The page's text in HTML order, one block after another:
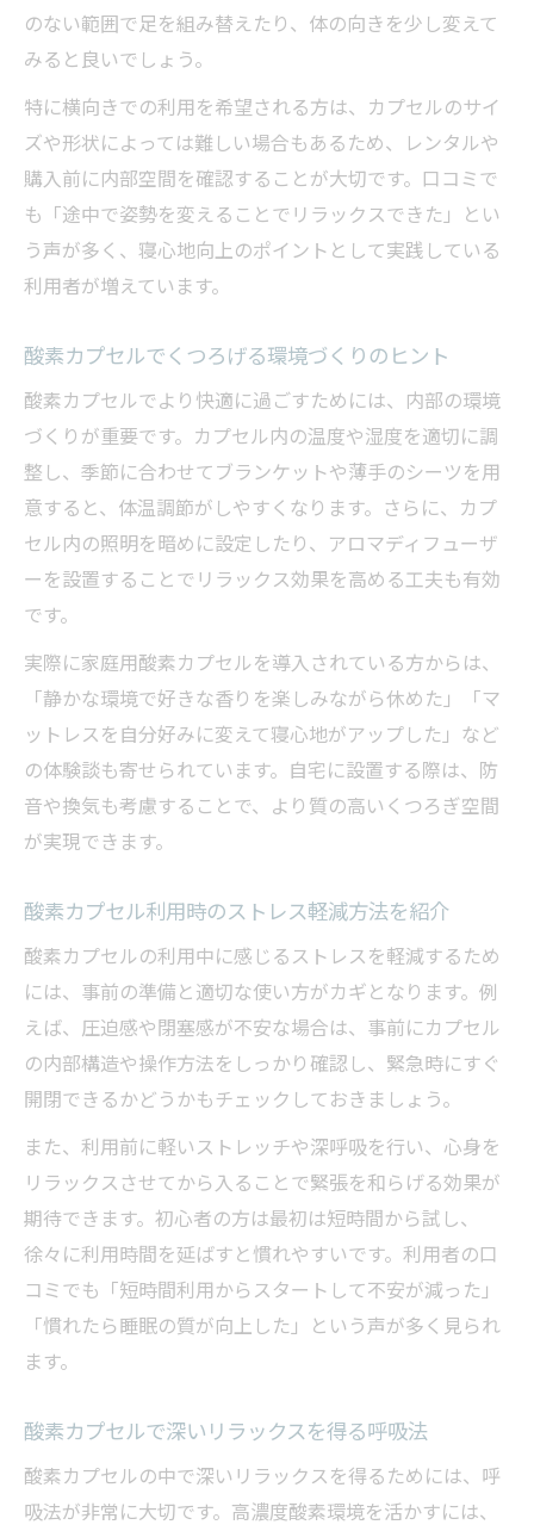
のない範囲で足を組み替えたり、体の向きを少し変えて
みると良いでしょう。
特に横向きでの利用を希望される方は、カプセルのサイ
ズや形状によっては難しい場合もあるため、レンタルや
購入前に内部空間を確認することが大切です。口コミで
も「途中で姿勢を変えることでリラックスできた」とい
う声が多く、寝心地向上のポイントとして実践している
利用者が増えています。
酸素カプセルでくつろげる環境づくりのヒント
酸素カプセルでより快適に過ごすためには、内部の環境
づくりが重要です。カプセル内の温度や湿度を適切に調
整し、季節に合わせてブランケットや薄手のシーツを用
意すると、体温調節がしやすくなります。さらに、カプ
セル内の照明を暗めに設定したり、アロマディフューザ
ーを設置することでリラックス効果を高める工夫も有効
です。
実際に家庭用酸素カプセルを導入されている方からは、
「静かな環境で好きな香りを楽しみながら休めた」「マ
ットレスを自分好みに変えて寝心地がアップした」など
の体験談も寄せられています。自宅に設置する際は、防
音や換気も考慮することで、より質の高いくつろぎ空間
が実現できます。
酸素カプセル利用時のストレス軽減方法を紹介
酸素カプセルの利用中に感じるストレスを軽減するため
には、事前の準備と適切な使い方がカギとなります。例
えば、圧迫感や閉塞感が不安な場合は、事前にカプセル
の内部構造や操作方法をしっかり確認し、緊急時にすぐ
開閉できるかどうかもチェックしておきましょう。
また、利用前に軽いストレッチや深呼吸を行い、心身を
リラックスさせてから入ることで緊張を和らげる効果が
期待できます。初心者の方は最初は短時間から試し、
徐々に利用時間を延ばすと慣れやすいです。利用者の口
コミでも「短時間利用からスタートして不安が減った」
「慣れたら睡眠の質が向上した」という声が多く見られ
ます。
酸素カプセルで深いリラックスを得る呼吸法
酸素カプセルの中で深いリラックスを得るためには、呼
吸法が非常に大切です。高濃度酸素環境を活かすには、